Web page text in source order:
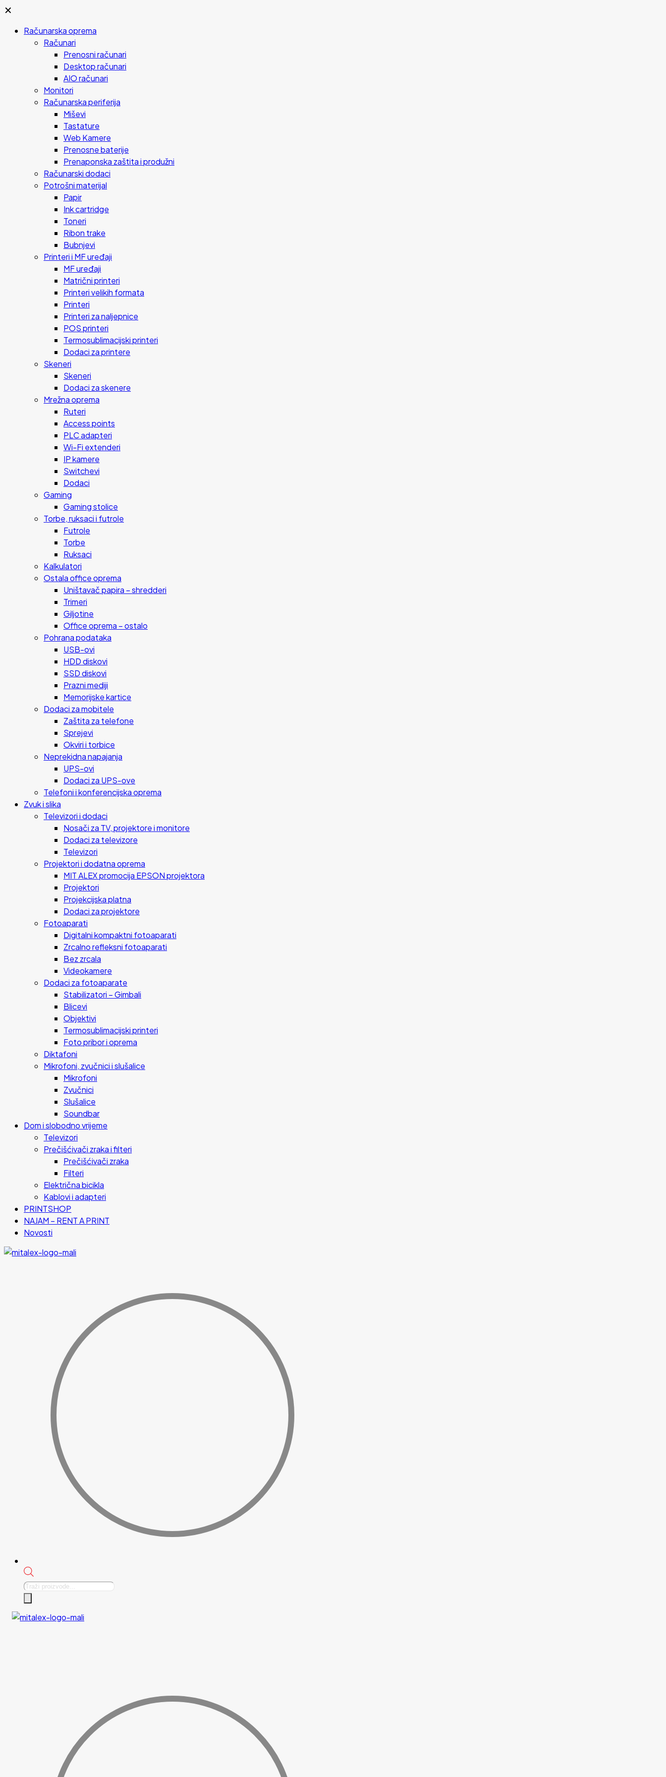
✕
Računarska oprema
Računari
Prenosni računari
Desktop računari
AIO računari
Monitori
Računarska periferija
Miševi
Tastature
Web Kamere
Prenosne baterije
Prenaponska zaštita i produžni
Računarski dodaci
Potrošni materijal
Papir
Ink cartridge
Toneri
Ribon trake
Bubnjevi
Printeri i MF uređaji
MF uređaji
Matrični printeri
Printeri velikih formata
Printeri
Printeri za naljepnice
POS printeri
Termosublimacijski printeri
Dodaci za printere
Skeneri
Skeneri
Dodaci za skenere
Mrežna oprema
Ruteri
Access points
PLC adapteri
Wi-Fi extenderi
IP kamere
Switchevi
Dodaci
Gaming
Gaming stolice
Torbe, ruksaci i futrole
Futrole
Torbe
Ruksaci
Kalkulatori
Ostala office oprema
Uništavač papira – shredderi
Trimeri
Giljotine
Office oprema – ostalo
Pohrana podataka
USB-ovi
HDD diskovi
SSD diskovi
Prazni mediji
Memorijske kartice
Dodaci za mobitele
Zaštita za telefone
Sprejevi
Okviri i torbice
Neprekidna napajanja
UPS-ovi
Dodaci za UPS-ove
Telefoni i konferencijska oprema
Zvuk i slika
Televizori i dodaci
Nosači za TV, projektore i monitore
Dodaci za televizore
Televizori
Projektori i dodatna oprema
MIT ALEX promocija EPSON projektora
Projektori
Projekcijska platna
Dodaci za projektore
Fotoaparati
Digitalni kompaktni fotoaparati
Zrcalno refleksni fotoaparati
Bez zrcala
Videokamere
Dodaci za fotoaparate
Stabilizatori – Gimbali
Blicevi
Objektivi
Termosublimacijski printeri
Foto pribor i oprema
Diktafoni
Mikrofoni, zvučnici i slušalice
Mikrofoni
Zvučnici
Slušalice
Soundbar
Dom i slobodno vrijeme
Televizori
Prečišćivači zraka i filteri
Prečišćivači zraka
Filteri
Električna bicikla
Kablovi i adapteri
PRINTSHOP
NAJAM – RENT A PRINT
Novosti
Products
search